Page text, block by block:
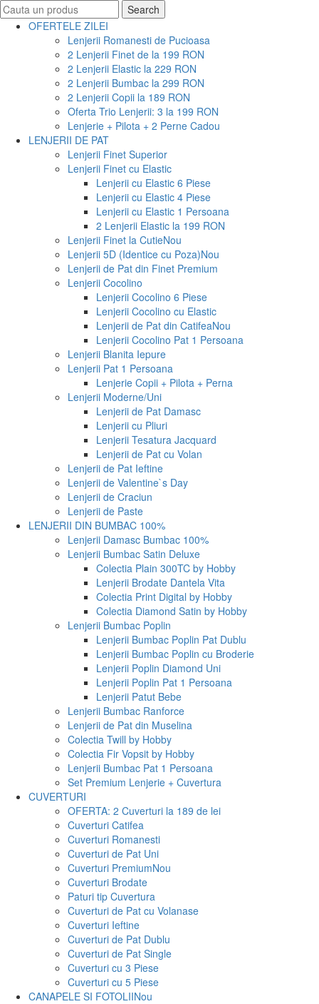
Search
for:
Search
OFERTELE ZILEI
Lenjerii Romanesti de Pucioasa
2 Lenjerii Finet de la 199 RON
2 Lenjerii Elastic la 229 RON
2 Lenjerii Bumbac la 299 RON
2 Lenjerii Copii la 189 RON
Oferta Trio Lenjerii: 3 la 199 RON
Lenjerie + Pilota + 2 Perne Cadou
LENJERII DE PAT
Lenjerii Finet Superior
Lenjerii Finet cu Elastic
Lenjerii cu Elastic 6 Piese
Lenjerii cu Elastic 4 Piese
Lenjerii cu Elastic 1 Persoana
2 Lenjerii Elastic la 199 RON
Lenjerii Finet la CutieNou
Lenjerii 5D (Identice cu Poza)Nou
Lenjerii de Pat din Finet Premium
Lenjerii Cocolino
Lenjerii Cocolino 6 Piese
Lenjerii Cocolino cu Elastic
Lenjerii de Pat din CatifeaNou
Lenjerii Cocolino Pat 1 Persoana
Lenjerii Blanita Iepure
Lenjerii Pat 1 Persoana
Lenjerie Copii + Pilota + Perna
Lenjerii Moderne/Uni
Lenjerii de Pat Damasc
Lenjerii cu Pliuri
Lenjerii Tesatura Jacquard
Lenjerii de Pat cu Volan
Lenjerii de Pat Ieftine
Lenjerii de Valentine`s Day
Lenjerii de Craciun
Lenjerii de Paste
LENJERII DIN BUMBAC 100%
Lenjerii Damasc Bumbac 100%
Lenjerii Bumbac Satin Deluxe
Colectia Plain 300TC by Hobby
Lenjerii Brodate Dantela Vita
Colectia Print Digital by Hobby
Colectia Diamond Satin by Hobby
Lenjerii Bumbac Poplin
Lenjerii Bumbac Poplin Pat Dublu
Lenjerii Bumbac Poplin cu Broderie
Lenjerii Poplin Diamond Uni
Lenjerii Poplin Pat 1 Persoana
Lenjerii Patut Bebe
Lenjerii Bumbac Ranforce
Lenjerii de Pat din Muselina
Colectia Twill by Hobby
Colectia Fir Vopsit by Hobby
Lenjerii Bumbac Pat 1 Persoana
Set Premium Lenjerie + Cuvertura
CUVERTURI
OFERTA: 2 Cuverturi la 189 de lei
Cuverturi Catifea
Cuverturi Romanesti
Cuverturi de Pat Uni
Cuverturi PremiumNou
Cuverturi Brodate
Paturi tip Cuvertura
Cuverturi de Pat cu Volanase
Cuverturi Ieftine
Cuverturi de Pat Dublu
Cuverturi de Pat Single
Cuverturi cu 3 Piese
Cuverturi cu 5 Piese
CANAPELE SI FOTOLIINou